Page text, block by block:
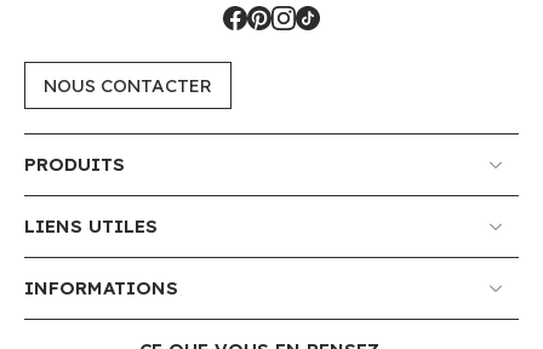
NOUS CONTACTER
PRODUITS
LIENS UTILES
INFORMATIONS